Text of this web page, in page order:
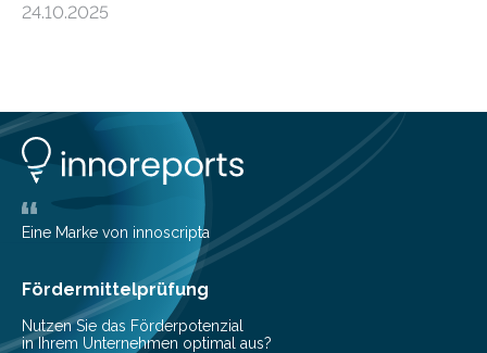
Einige Auswirkungen, insbesondere der durch invasive
des Nährstoffgehalts im Boden, klingen mit
zunehmender Dauer der Invasionen oft ab. Die
Ergebnisse könnten bei der Entscheidung helfen, wann
schnell gehandelt werden sollte und wann eine
kontinuierliche Überwachung sinnvoller ist. Biologische
Invasionen treten auf, wenn nicht…
24.10.2025
Eine Marke von innoscripta
Fördermittelprüfung
Nutzen Sie das Förderpotenzial
in Ihrem Unternehmen optimal aus?